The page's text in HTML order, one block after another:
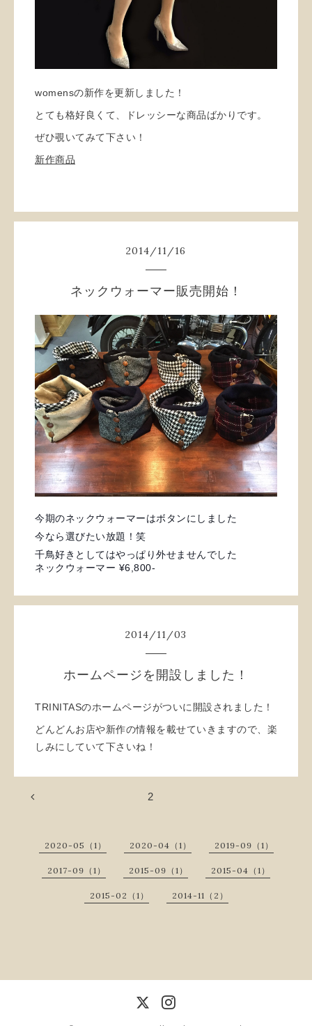
womensの新作を更新しました！
とても格好良くて、ドレッシーな商品ばかりです。
ぜひ覗いてみて下さい！
新作商品
2014/11/16
ネックウォーマー販売開始！
今期のネックウォーマーはボタンにしました
今なら選びたい放題！笑
千鳥好きとしてはやっぱり外せませんでした
ネックウォーマー ¥6,800-
2014/11/03
ホームページを開設しました！
TRINITASのホームページがついに開設されました！
どんどんお店や新作の情報を載せていきますので、楽
しみにしていて下さいね！
2
2020-05（1） 2020-04（1） 2019-09（1）
2017-09（1） 2015-09（1） 2015-04（1）
2015-02（1） 2014-11（2）